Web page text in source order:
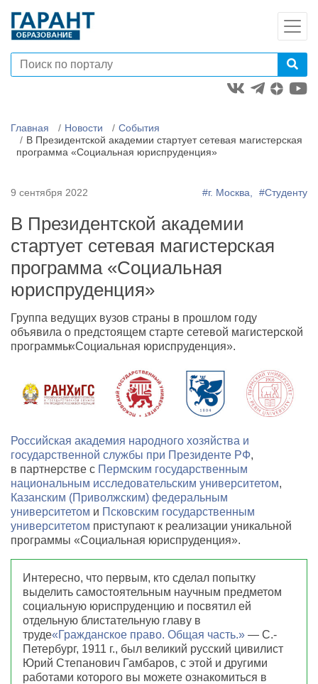
Главная Новости
События
В Президентской академии стартует сетевая магистерская
программа «Социальная юриспруденция»
9 сентября 2022 #г. Москва, #Студенту
В Президентской академии
стартует сетевая магистерская
программа «Социальная
юриспруденция»
Группа ведущих вузов страны в прошлом году
объявила о предстоящем старте сетевой магистерской
программы
«Социальная юриспруденция».
Российская академия народного хозяйства и
государственной службы при Президенте РФ,
в партнерстве с Пермским государственным
национальным исследовательским университетом,
Казанским (Приволжским) федеральным
университетом и Псковским государственным
университетом приступают к реализации уникальной
программы «Социальная юриспруденция».
Интересно, что первым, кто сделал попытку
выделить самостоятельным научным предметом
социальную юриспруденцию и посвятил ей
отдельную блистательную главу в
труде«Гражданское право. Общая часть.» — C.-
Петербург, 1911 г., был великий русский цивилист
Юрий Степанович Гамбаров, с этой и другими
работами которого вы можете ознакомиться в